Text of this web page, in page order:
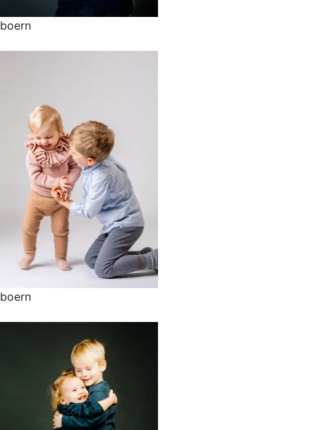
boern
boern